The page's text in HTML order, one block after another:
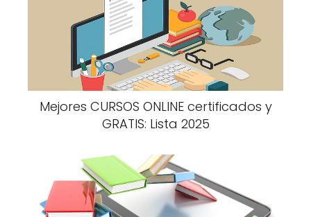
Mejores CURSOS ONLINE certificados y
GRATIS: Lista 2025